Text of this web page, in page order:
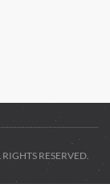
RESERVED.